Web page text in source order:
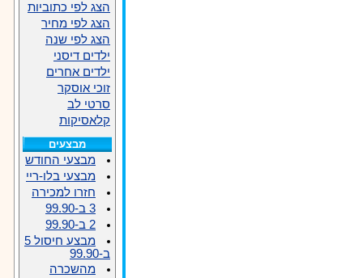
הצג לפי כתוביות
הצג לפי מחיר
הצג לפי שנה
ילדים דיסני
ילדים אחרים
זוכי אוסקר
סרטי לב
קלאסיקות
מבצעים
מבצעי החודש
מבצעי בלו-ריי
חזרו למכירה
3 ב-99.90
2 ב-99.90
מבצע חיסול 5
ב-99.90
מהשכרה